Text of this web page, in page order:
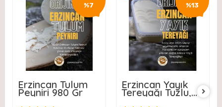
%7
Erzincan Tulum
Peyniri 980 Gr
%13
Erzincan Yayık
Tereyağı Tuzlu,
Yemeklik 980 Gr